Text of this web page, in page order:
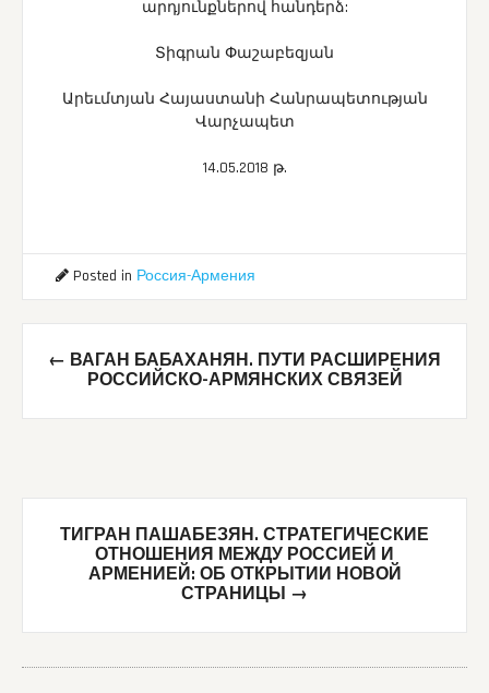
արդյունքներով հանդերձ:
Տիգրան Փաշաբեզյան
Արեւմտյան Հայաստանի Հանրապետության
Վարչապետ
14.05.2018 թ.
Posted in Россия-Армения
Post
navigation
← ВАГАН БАБАХАНЯН. ПУТИ РАСШИРЕНИЯ
РОССИЙСКО-АРМЯНСКИХ СВЯЗЕЙ
ТИГРАН ПАШАБЕЗЯН. СТРАТЕГИЧЕСКИЕ
ОТНОШЕНИЯ МЕЖДУ РОССИЕЙ И
АРМЕНИЕЙ: ОБ ОТКРЫТИИ НОВОЙ
СТРАНИЦЫ →